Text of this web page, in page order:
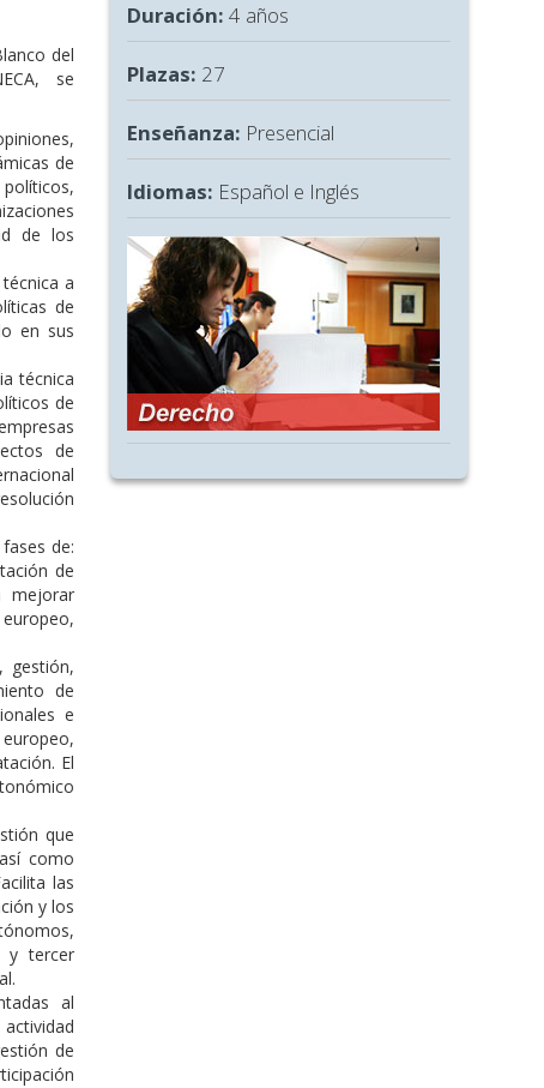
del
se
de
de los
a
de
en sus
técnica
de
de
de:
de
mejorar
gestión,
de
e
El
que
como
las
y los
y tercer
al
de
Duración: 4 años
Plazas: 27
Enseñanza: Presencial
Idiomas: Español e Inglés